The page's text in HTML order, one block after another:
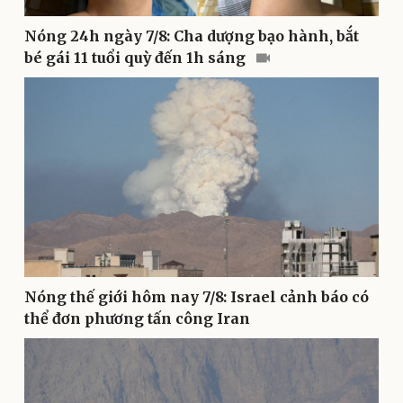
Sức khỏe
Làm đẹp - giảm cân
Phòng mạch online
Ăn sạch sống khỏe
Đời sống
Nhà đẹp
Blog
Tình yêu - Gia đình
Nóng 24h ngày 7/8: Cha dượng bạo hành, bắt
bé gái 11 tuổi quỳ đến 1h sáng
Nóng thế giới hôm nay 7/8: Israel cảnh báo có
thể đơn phương tấn công Iran